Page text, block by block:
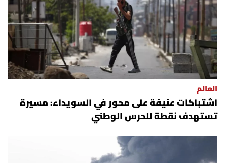
العالم
الصحافة الإسرائيلية
ثقافة وفنون
فصل من كتاب
اقرأ تضحك
العالم
اشتباكات عنيفة على محور في السويداء: مسيرة
تستهدف نقطة للحرس الوطني